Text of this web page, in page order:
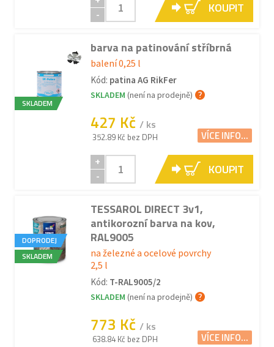
-
KOUPIT
SKLADEM
barva na patinování stříbrná
balení 0,25 l
Kód: patina AG RikFer
SKLADEM (není na prodejně)
427 Kč / ks
352.89 Kč bez DPH VÍCE INFO...
+
-
KOUPIT
DOPRODEJ
SKLADEM
TESSAROL DIRECT 3v1,
antikorozní barva na kov,
RAL9005
na železné a ocelové povrchy
2,5 l
Kód: T-RAL9005/2
SKLADEM (není na prodejně)
773 Kč / ks
638.84 Kč bez DPH VÍCE INFO...